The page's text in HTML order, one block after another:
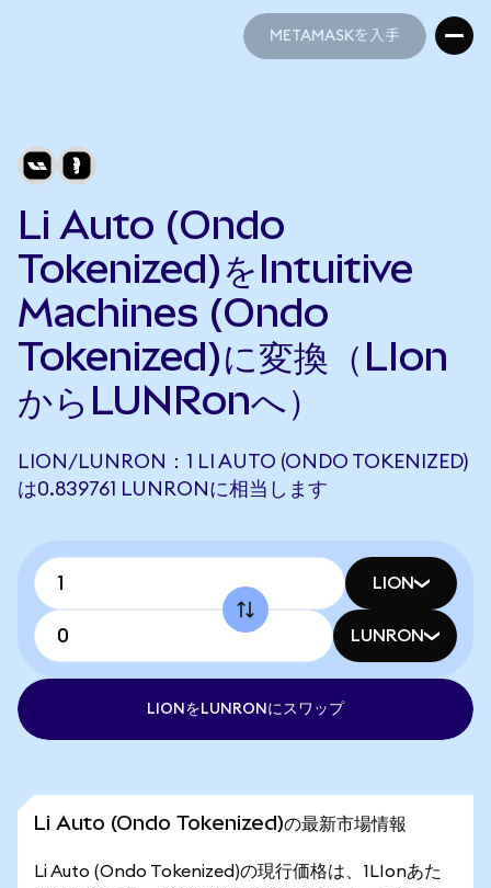
METAMASKを入手
Li Auto (Ondo
Tokenized)をIntuitive
Machines (Ondo
Tokenized)に変換（LIon
からLUNRonへ）
LION/LUNRON：1 LI AUTO (ONDO TOKENIZED)
は0.839761 LUNRONに相当します
LION
LUNRON
LIONをLUNRONにスワップ
Li Auto (Ondo Tokenized)の最新市場情報
Li Auto (Ondo Tokenized)の現行価格は、1LIonあた